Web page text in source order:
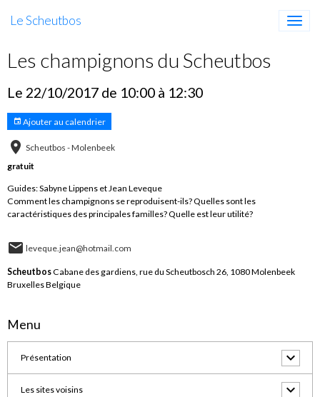
Le Scheutbos
Les champignons du Scheutbos
Le 22/10/2017 de 10:00 à 12:30
Ajouter au calendrier
Scheutbos - Molenbeek
gratuit
Guides: Sabyne Lippens et Jean Leveque
Comment les champignons se reproduisent-ils? Quelles sont les
caractéristiques des principales familles? Quelle est leur utilité?
leveque.jean@hotmail.com
ScheutbosCabane des gardiens, rue du Scheutbosch 26, 1080 Molenbeek
Bruxelles Belgique
Menu
Présentation
Les sites voisins